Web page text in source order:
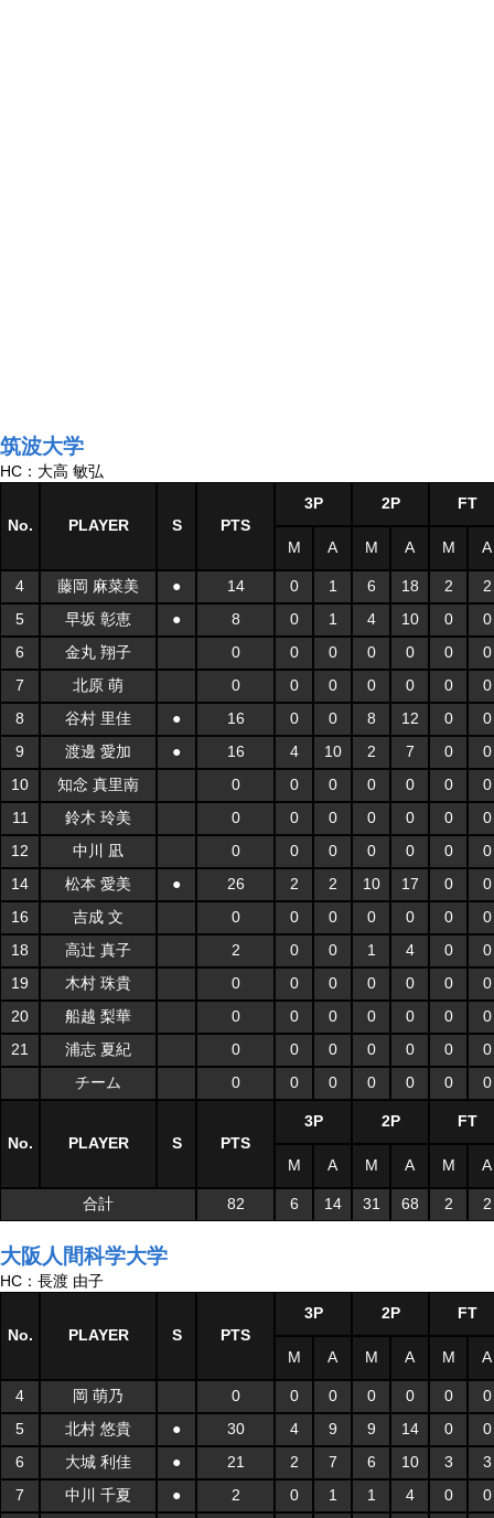
筑波大学
HC：大高 敏弘
No. PLAYER S PTS
3P 2P FT
M A M A M A
4 藤岡 麻菜美 ● 14 0 1 6 18 2
2
5
早坂 彰恵 ● 8 0 1 4 10 0
0
6
金丸 翔子 0 0 0 0 0 0
0
7
北原 萌 0 0 0 0 0 0
0
8
谷村 里佳 ● 16 0 0 8 12 0
0
9
渡邊 愛加 ● 16 4 10 2 7 0
0
10
知念 真里南 0 0 0 0 0 0
0
11
鈴木 玲美 0 0 0 0 0 0
0
12
中川 凪 0 0 0 0 0 0
0
14
松本 愛美 ● 26 2 2 10 17 0
0
16
吉成 文 0 0 0 0 0 0
0
18
高辻 真子 2 0 0 1 4 0
0
19
木村 珠貴 0 0 0 0 0 0
0
20
船越 梨華 0 0 0 0 0 0
0
21
浦志 夏紀 0 0 0 0 0 0
0
チーム
0 0 0 0 0 0 0
No. PLAYER S PTS
3P 2P FT
M A M A M A
合計 82 6 14 31 68 2 2
大阪人間科学大学
HC：長渡 由子
No. PLAYER S PTS
3P 2P FT
M A M A M A
4 岡 萌乃 0 0 0 0 0 0
0
5
北村 悠貴 ● 30 4 9 9 14 0
0
6
大城 利佳 ● 21 2 7 6 10 3
3
7
中川 千夏 ● 2 0 1 1 4 0
0